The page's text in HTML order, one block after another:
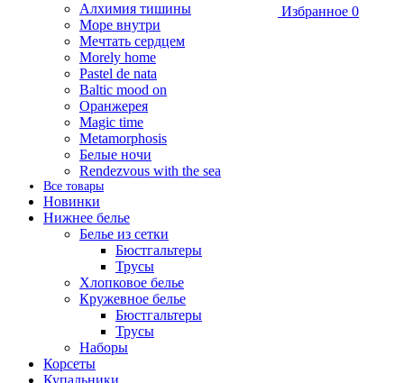
Избранное 0
Алхимия тишины
Море внутри
Мечтать сердцем
Morely home
Pastel de nata
Baltic mood on
Оранжерея
Magic time
Metamorphosis
Белые ночи
Rendezvous with the sea
Все товары
Новинки
Нижнее белье
Белье из сетки
Бюстгальтеры
Трусы
Хлопковое белье
Кружевное белье
Бюстгальтеры
Трусы
Наборы
Корсеты
Купальники